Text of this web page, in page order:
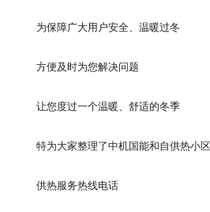
为保障广大用户安全、温暖过冬
方便及时为您解决问题
让您度过一个温暖、舒适的冬季
特为大家整理了中机国能和自供热小区
供热服务热线电话